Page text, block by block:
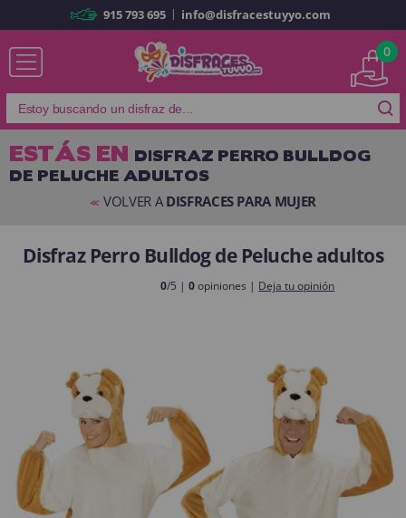
Ya soy cliente
Recordarme ¿Olvidó su contraseña?
Es mi primera vez
compras rápidamente en nuestra tienda virtual, revisar el estado de tus
pedidos y consultar tus operaciones anteriores.
¡Adelante! Te estabamos esperando.
CREAR CUENTA
915 793 695 | info@disfracestuyyo.com
0
ESTÁS EN DISFRAZ PERRO BULLDOG
DE PELUCHE ADULTOS
<< VOLVER ADISFRACES PARA MUJER
Disfraz Perro Bulldog de Peluche adultos
0/5 |0opiniones | Deja tu opinión